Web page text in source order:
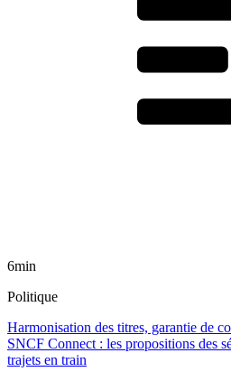
6min
Politique
Harmonisation des titres, garantie de
SNCF Connect : les propositions des
trajets en train